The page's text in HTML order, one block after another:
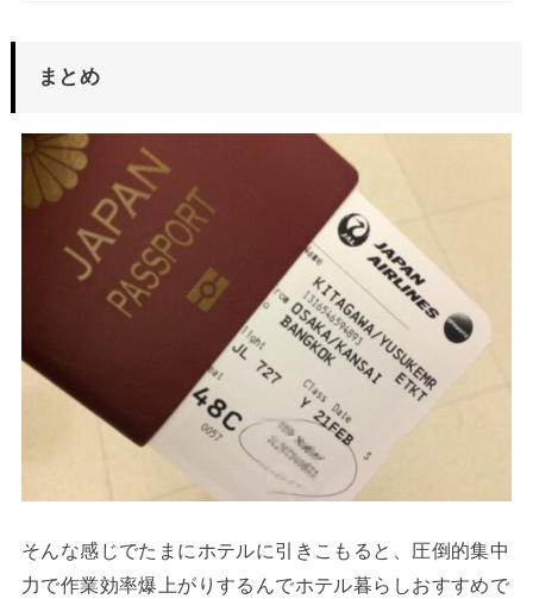
まとめ
そんな感じでたまにホテルに引きこもると、圧倒的集中
力で作業効率爆上がりするんでホテル暮らしおすすめで